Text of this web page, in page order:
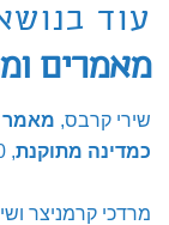
עוד
מאמרים
שירי קרבס, מאמר
כמדינה מתוקנת, 11.10.2010
מרדכי קרמניצר